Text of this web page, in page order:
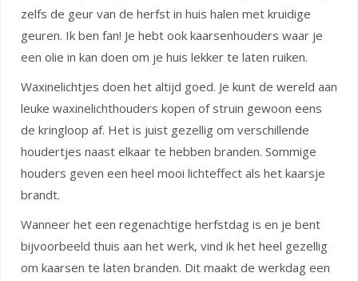
zelfs de geur van de herfst in huis halen met kruidige
geuren. Ik ben fan! Je hebt ook kaarsenhouders waar je
een olie in kan doen om je huis lekker te laten ruiken.
Waxinelichtjes doen het altijd goed. Je kunt de wereld aan
leuke waxinelichthouders kopen of struin gewoon eens
de kringloop af. Het is juist gezellig om verschillende
houdertjes naast elkaar te hebben branden. Sommige
houders geven een heel mooi lichteffect als het kaarsje
brandt.
Wanneer het een regenachtige herfstdag is en je bent
bijvoorbeeld thuis aan het werk, vind ik het heel gezellig
om kaarsen te laten branden. Dit maakt de werkdag een